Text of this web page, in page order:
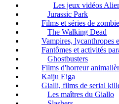
Les jeux vidéos
Jurassic Park
Films et séries de
The Walking Dead
Vampires, lycanthropes
Fantômes et activités
Ghostbusters
Films d'horreur
Kaiju Eiga
Gialli, films de serial
Les maîtres du Giallo